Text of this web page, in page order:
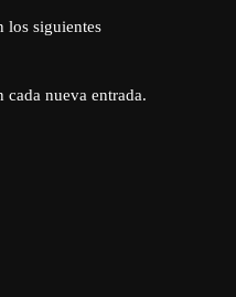
los siguientes
nueva entrada.